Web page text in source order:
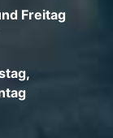
Freitag